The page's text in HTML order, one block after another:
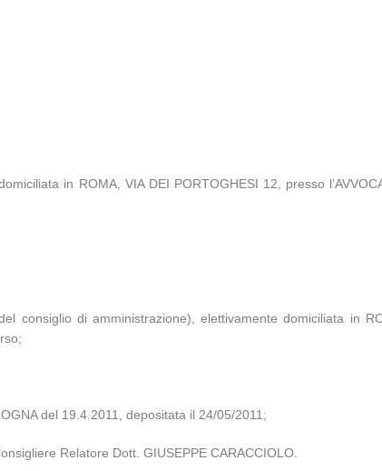
in ROMA, VIA DEI PORTOGHESI 12, presso
consiglio di amministrazione), elettivamente domiciliata in
del 19.4.2011, depositata il 24/05/2011;
Relatore Dott. GIUSEPPE CARACCIOLO.